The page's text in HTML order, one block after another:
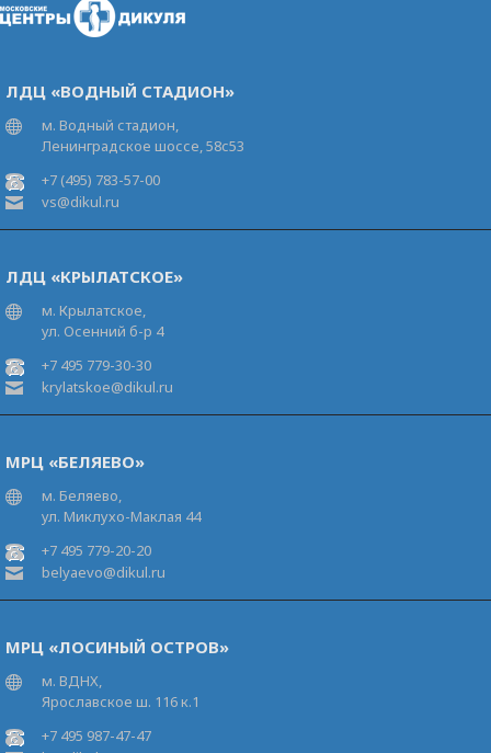
ЛДЦ «ВОДНЫЙ СТАДИОН»
м. Водный стадион,
Ленинградское шоссе, 58с53
+7 (495) 783-57-00
vs@dikul.ru
ЛДЦ «КРЫЛАТСКОЕ»
м. Крылатское,
ул. Осенний б-р 4
+7 495 779-30-30
krylatskoe@dikul.ru
МРЦ «БЕЛЯЕВО»
м. Беляево,
ул. Миклухо-Маклая 44
+7 495 779-20-20
belyaevo@dikul.ru
МРЦ «ЛОСИНЫЙ ОСТРОВ»
м. ВДНХ,
Ярославское ш. 116 к.1
+7 495 987-47-47